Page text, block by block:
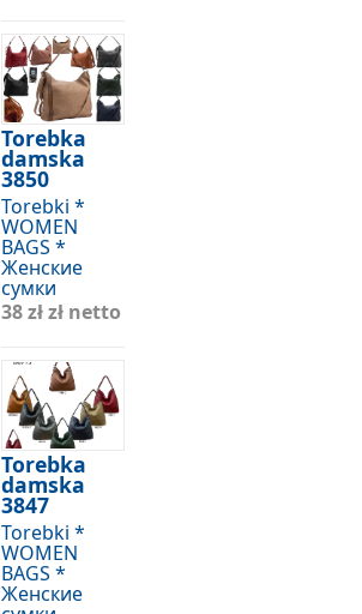
Torebka
damska
3850
Torebki *
WOMEN
BAGS *
Женские
сумки
38 złzł netto
Torebka
damska
3847
Torebki *
WOMEN
BAGS *
Женские